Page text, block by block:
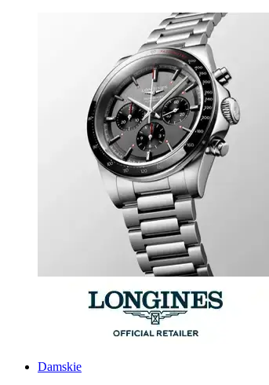
Damskie